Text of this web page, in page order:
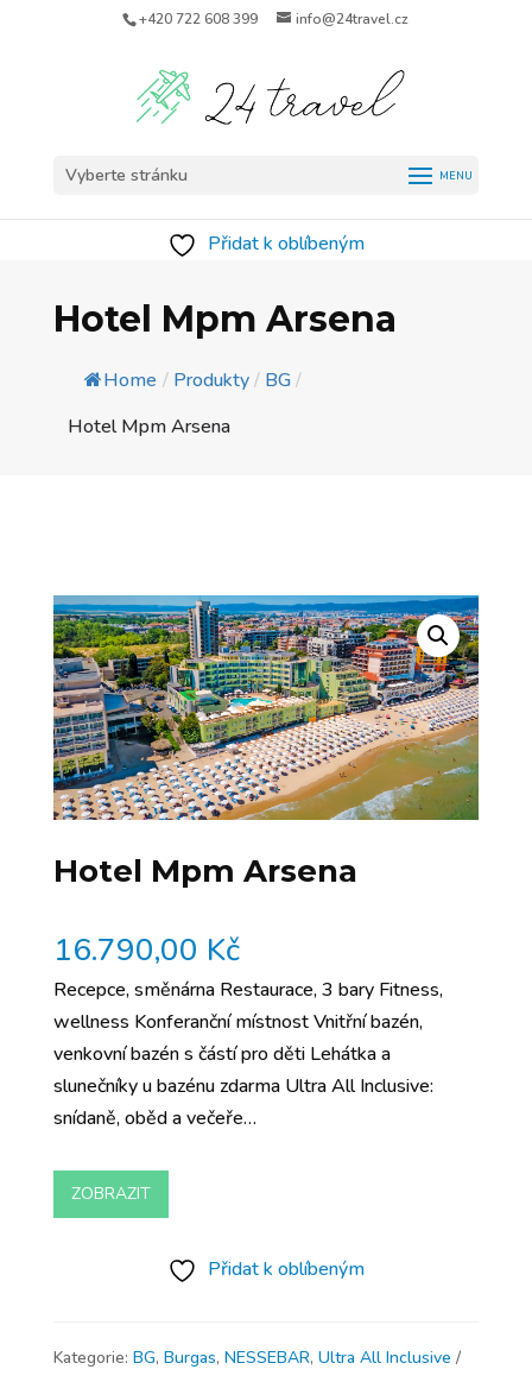
+420 722 608 399 info@24travel.cz
Vyberte stránku
Přidat k oblíbeným
Hotel Mpm Arsena
Home / Produkty/ BG/
Hotel Mpm Arsena
Hotel Mpm Arsena
16.790,00 Kč
Recepce, směnárna Restaurace, 3 bary Fitness,
wellness Konferanční místnost Vnitřní bazén,
venkovní bazén s částí pro děti Lehátka a
slunečníky u bazénu zdarma Ultra All Inclusive:
snídaně, oběd a večeře…
ZOBRAZIT
Přidat k oblíbeným
Kategorie: BG, Burgas, NESSEBAR, Ultra All Inclusive